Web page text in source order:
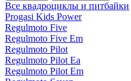
Все квадроциклы и питбайки
Progasi Kids Power
Regulmoto Five
Regulmoto Five Em
Regulmoto Pilot
Regulmoto Pilot Ea
Regulmoto Pilot Em